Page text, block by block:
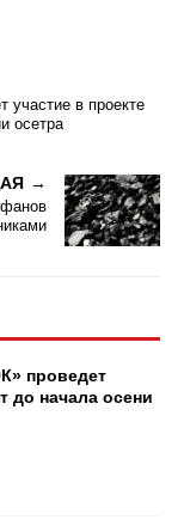
участие в проекте
осетра
проведет
до начала осени